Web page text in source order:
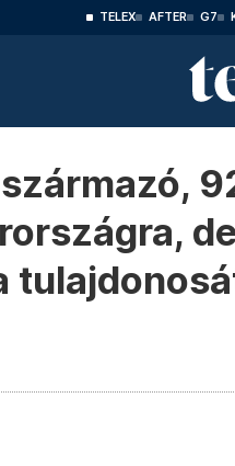
TELEX AFTER G7